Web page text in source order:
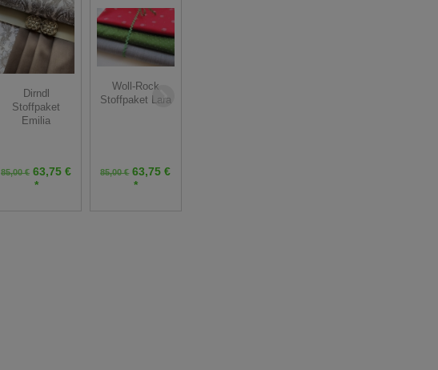
Dirndl
Stoffpaket
Emilia
85,00 € 63,75 €
*
Woll-Rock
Stoffpaket Lara
85,00 €63,75 €
*